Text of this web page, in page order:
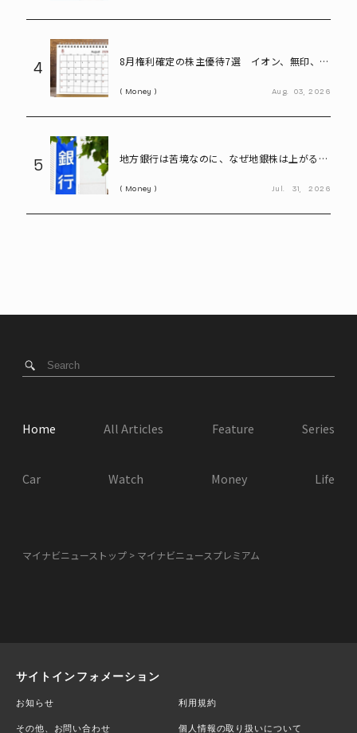
4
8月権利確定の株主優待7選 イオン、無印、U-
Money Aug. 03, 2026
5
地方銀行は苦境なのに、なぜ地銀株は上がる?
Money Jul. 31, 2026
Home All Articles Feature Series
Car Watch Money Life
マイナビニューストップ マイナビニュースプレミアム
サイトインフォメーション
お知らせ 利用規約
その他、お問い合わせ 個人情報の取り扱いについて